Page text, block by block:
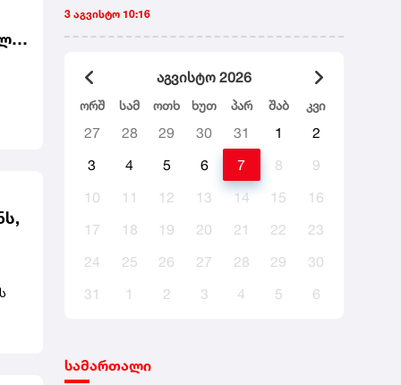
3 აგვისტო 10:16
აგვისტო 2026
ორშ სამ ოთხ ხუთ პარ შაბ კვი
27 28 29 30 31 1
2
3
4 5 6 7 8
9
10
11 12 13 14 15
16
17
18 19 20 21 22
23
24
25 26 27 28 29
30
31
1 2 3 4 5 6
სამართალი